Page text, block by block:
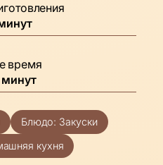
время
минуты
минут
Блюдо: Закуски
кухня